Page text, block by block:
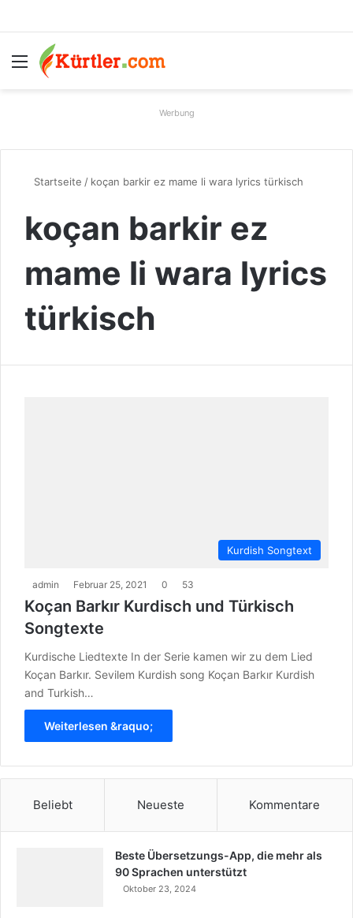
Menü
Werbung
Startseite / koçan barkir ez mame li wara lyrics türkisch
koçan barkir ez
mame li wara lyrics
türkisch
Kurdish Songtext
admin Februar 25, 2021 0 53
Koçan Barkır Kurdisch und Türkisch
Songtexte
Kurdische Liedtexte In der Serie kamen wir zu dem Lied
Koçan Barkır. Sevilem Kurdish song Koçan Barkır Kurdish
and Turkish…
Weiterlesen &raquo;
Beliebt Neueste Kommentare
Beste Übersetzungs-App, die mehr als
90 Sprachen unterstützt
Oktober 23, 2024